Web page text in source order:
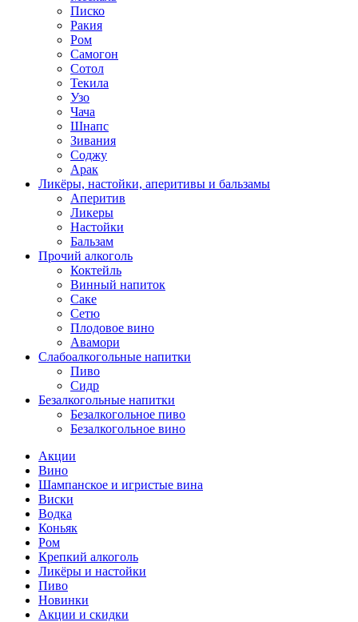
Писко
Ракия
Ром
Самогон
Сотол
Текила
Узо
Чача
Шнапс
Зивания
Соджу
Арак
Ликёры, настойки, аперитивы и бальзамы
Аперитив
Ликеры
Настойки
Бальзам
Прочий алкоголь
Коктейль
Винный напиток
Саке
Сетю
Плодовое вино
Авамори
Слабоалкогольные напитки
Пиво
Сидр
Безалкогольные напитки
Безалкогольное пиво
Безалкогольное вино
Акции
Вино
Шампанское и игристые вина
Виски
Водка
Коньяк
Ром
Крепкий алкоголь
Ликёры и настойки
Пиво
Новинки
Акции и скидки